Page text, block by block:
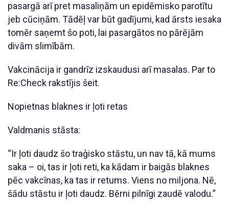
pasargā arī pret masaliņām un epidēmisko parotītu
jeb cūciņām. Tādēļ var būt gadījumi, kad ārsts iesaka
tomēr saņemt šo poti, lai pasargātos no pārējām
divām slimībām.
Vakcinācija ir gandrīz izskaudusi arī masalas. Par to
Re:Check rakstījis šeit.
Nopietnas blaknes ir ļoti retas
Valdmanis stāsta:
“Ir ļoti daudz šo traģisko stāstu, un nav tā, kā mums
saka – oi, tas ir ļoti reti, ka kādam ir baigās blaknes
pēc vakcīnas, ka tas ir retums. Viens no miljona. Nē,
šādu stāstu ir ļoti daudz. Bērni pilnīgi zaudē valodu.”